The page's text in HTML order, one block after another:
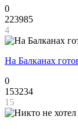
0
223985
4
На Балканах
0
153234
15